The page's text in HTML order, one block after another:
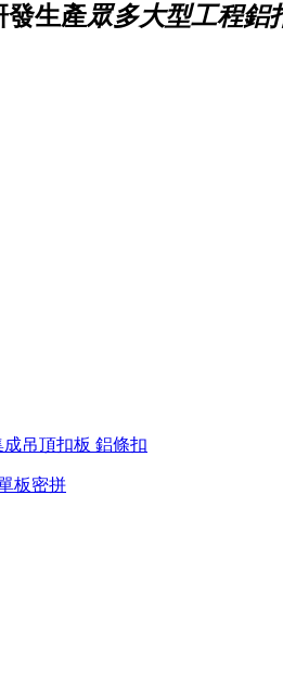
發生產眾多大型工程鋁
成吊頂扣板 鋁條扣
板密拼